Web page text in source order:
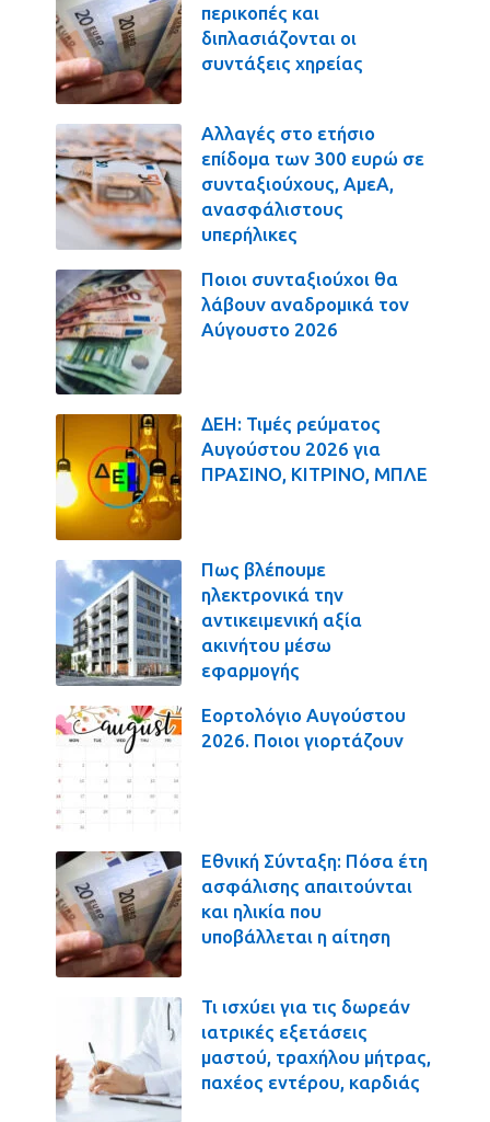
περικοπές και
διπλασιάζονται οι
συντάξεις χηρείας
Αλλαγές στο ετήσιο
επίδομα των 300 ευρώ σε
συνταξιούχους, ΑμεΑ,
ανασφάλιστους
υπερήλικες
Ποιοι συνταξιούχοι θα
λάβουν αναδρομικά τον
Αύγουστο 2026
ΔΕΗ: Τιμές ρεύματος
Αυγούστου 2026 για
ΠΡΑΣΙΝΟ, ΚΙΤΡΙΝΟ, ΜΠΛΕ
Πως βλέπουμε
ηλεκτρονικά την
αντικειμενική αξία
ακινήτου μέσω
εφαρμογής
Εορτολόγιο Αυγούστου
2026. Ποιοι γιορτάζουν
Εθνική Σύνταξη: Πόσα έτη
ασφάλισης απαιτούνται
και ηλικία που
υποβάλλεται η αίτηση
Τι ισχύει για τις δωρεάν
ιατρικές εξετάσεις
μαστού, τραχήλου μήτρας,
παχέος εντέρου, καρδιάς